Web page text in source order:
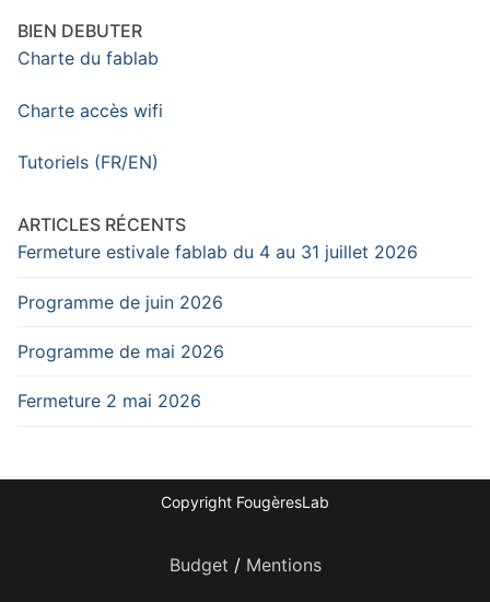
BIEN DEBUTER
Charte du fablab
Charte accès wifi
Tutoriels (FR/EN)
ARTICLES RÉCENTS
Fermeture estivale fablab du 4 au 31 juillet 2026
Programme de juin 2026
Programme de mai 2026
Fermeture 2 mai 2026
Copyright FougèresLab
Budget / Mentions